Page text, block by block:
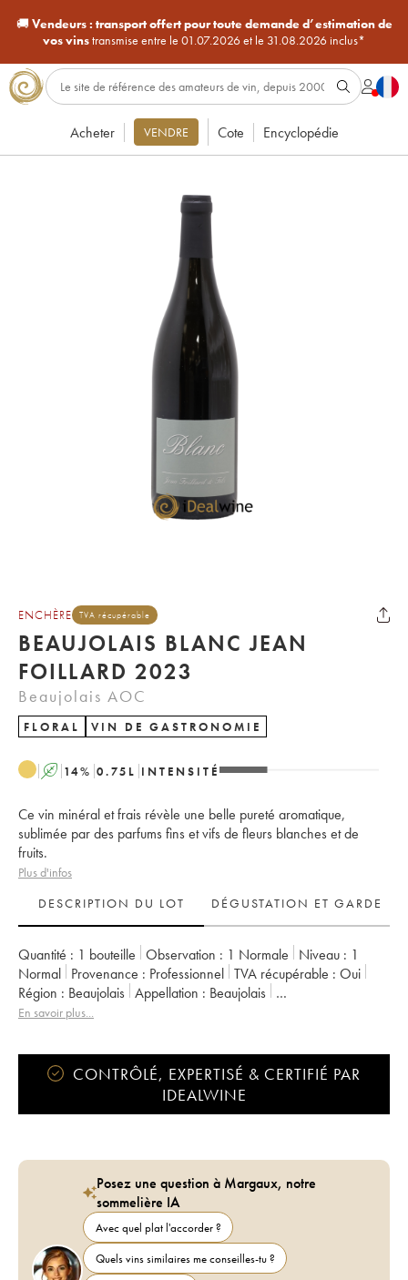
🚚Vendeurs : transport offert pour toute demande d’estimation de
vos vinstransmise entre le 01.07.2026 et le 31.08.2026 inclus*
Acheter VENDRE Cote Encyclopédie
ENCHÈRE TVA récupérable
BEAUJOLAIS BLANC JEAN
FOILLARD 2023
Beaujolais AOC
FLORAL VIN DE GASTRONOMIE
A 14% 0.75 L INTENSITÉ
Ce vin minéral et frais révèle une belle pureté aromatique,
sublimée par des parfums fins et vifs de fleurs blanches et de
fruits.
Plus d'infos
DESCRIPTION DU LOT
DÉGUSTATION ET GARDE
Quantité : 1 bouteille Observation : 1 Normale Niveau : 1
Normal
Provenance : professionnel TVA récupérable :
oui
Région :
Beaujolais Appellation :
Beaujolais
Propriétaire :
En savoir plus...
CONTRÔLÉ, EXPERTISÉ & CERTIFIÉ PAR
IDEALWINE
Posez une question à Margaux, notre
sommelière IA
Avec quel plat l'accorder ?
Quels vins similaires me conseilles-tu ?